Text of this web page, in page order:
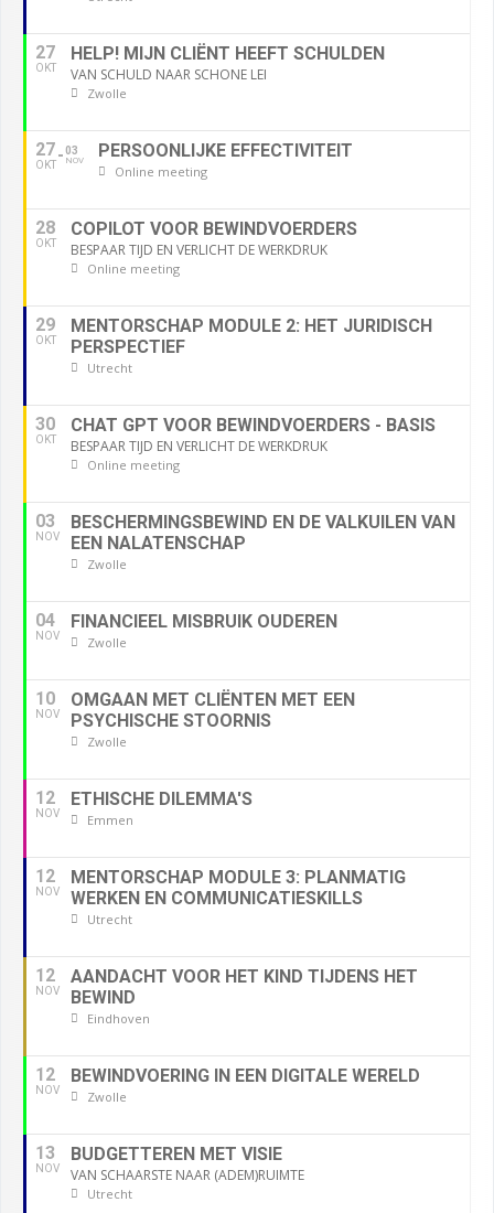
27
OKT
HELP! MIJN CLIËNT HEEFT SCHULDEN
VAN SCHULD NAAR SCHONE LEI
Zwolle
27
OKT
03
NOV PERSOONLIJKE EFFECTIVITEIT
Online meeting
28
OKT
COPILOT VOOR BEWINDVOERDERS
BESPAAR TIJD EN VERLICHT DE WERKDRUK
Online meeting
29
OKT
MENTORSCHAP MODULE 2: HET JURIDISCH
PERSPECTIEF
Utrecht
30
OKT
CHAT GPT VOOR BEWINDVOERDERS - BASIS
BESPAAR TIJD EN VERLICHT DE WERKDRUK
Online meeting
03
NOV
BESCHERMINGSBEWIND EN DE VALKUILEN VAN
EEN NALATENSCHAP
Zwolle
04
NOV
FINANCIEEL MISBRUIK OUDEREN
Zwolle
10
NOV
OMGAAN MET CLIËNTEN MET EEN
PSYCHISCHE STOORNIS
Zwolle
12
NOV
ETHISCHE DILEMMA'S
Emmen
12
NOV
MENTORSCHAP MODULE 3: PLANMATIG
WERKEN EN COMMUNICATIESKILLS
Utrecht
12
NOV
AANDACHT VOOR HET KIND TIJDENS HET
BEWIND
Eindhoven
12
NOV
BEWINDVOERING IN EEN DIGITALE WERELD
Zwolle
13
NOV
BUDGETTEREN MET VISIE
VAN SCHAARSTE NAAR (ADEM)RUIMTE
Utrecht